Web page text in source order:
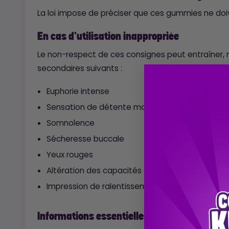
La loi impose de préciser que ces gummies ne
En cas d'utilisation inappropriée
Le non-respect de ces consignes peut
secondaires suivants :
Euphorie intense
Sensation de détente marquée
Somnolence
Sécheresse buccale
Yeux rouges
Altération des capacités d'attention
Impression de ralentissement général
Informations essentielles